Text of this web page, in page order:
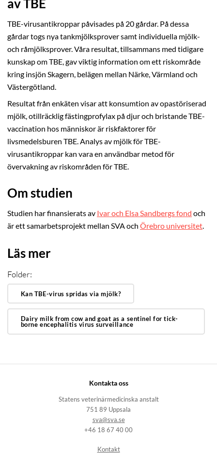
av TBE
TBE-virusantikroppar påvisades på 20 gårdar. På dessa
gårdar togs nya tankmjölksprover samt individuella mjölk-
och råmjölksprover. Våra resultat, tillsammans med tidigare
kunskap om TBE, gav viktig information om ett riskområde
kring insjön Skagern, belägen mellan Närke, Värmland och
Västergötland.
Resultat från enkäten visar att konsumtion av opastöriserad
mjölk, otillräcklig fästingprofylax på djur och bristande TBE-
vaccination hos människor är riskfaktorer för
livsmedelsburen TBE. Analys av mjölk för TBE-
virusantikroppar kan vara en användbar metod för
övervakning av riskområden för TBE.
Om studien
Studien har finansierats av Ivar och Elsa Sandbergs fond och
är ett samarbetsprojekt mellan SVA och Örebro universitet.
Läs mer
Folder:
Kan TBE-virus spridas via mjölk?
Dairy milk from cow and goat as a sentinel for tick-
borne encephalitis virus surveillance
Kontakta oss
Statens veterinärmedicinska anstalt
751 89 Uppsala
sva@sva.se
+46 18 67 40 00
Kontakt